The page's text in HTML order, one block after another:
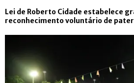
Lei de Roberto Cidade estabelece
reconhecimento voluntário de